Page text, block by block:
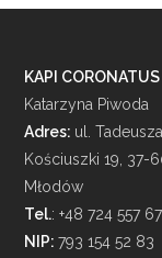
KAPI CORONATUS
Katarzyna Piwoda
Adres: ul. Tadeusza
Kościuszki 19, 37-
Młodów
Tel.: +48 724 557
NIP:793 154 52 83